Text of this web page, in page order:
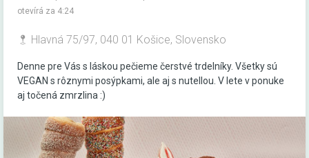
otevírá za 4:24
Hlavná 75/97, 040 01 Košice, Slovensko
Denne pre Vás s láskou pečieme čerstvé trdelníky. Všetky sú
VEGAN s rôznymi posýpkami, ale aj s nutellou. V lete v ponuke
aj točená zmrzlina :)